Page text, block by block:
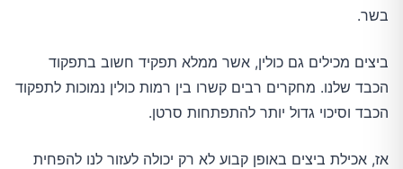
בשר.
ביצים מכילים גם כולין, אשר ממלא תפקיד חשוב בתפקוד
הכבד שלנו. מחקרים רבים קשרו בין רמות כולין נמוכות לתפקוד
הכבד וסיכוי גדול יותר להתפתחות סרטן.
אז, אכילת ביצים באופן קבוע לא רק יכולה לעזור לנו להפחית